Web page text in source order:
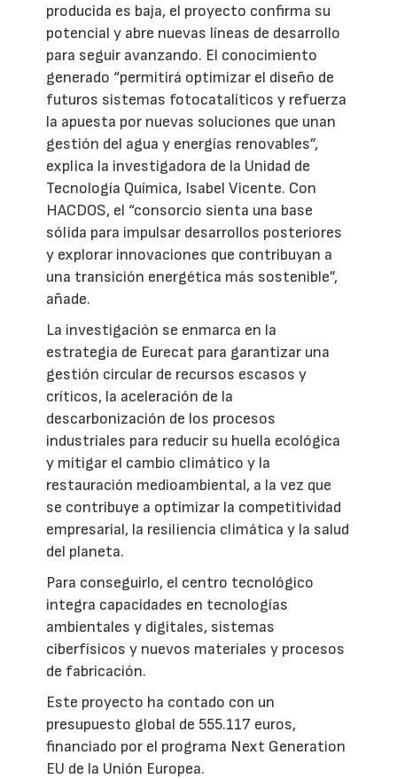
producida es baja, el proyecto confirma su
potencial y abre nuevas líneas de desarrollo
para seguir avanzando. El conocimiento
generado “permitirá optimizar el diseño de
futuros sistemas fotocatalíticos y refuerza
la apuesta por nuevas soluciones que unan
gestión del agua y energías renovables”,
explica la investigadora de la Unidad de
Tecnología Química, Isabel Vicente. Con
HACDOS, el “consorcio sienta una base
sólida para impulsar desarrollos posteriores
y explorar innovaciones que contribuyan a
una transición energética más sostenible”,
añade.
La investigación se enmarca en la
estrategia de Eurecat para garantizar una
gestión circular de recursos escasos y
críticos, la aceleración de la
descarbonización de los procesos
industriales para reducir su huella ecológica
y mitigar el cambio climático y la
restauración medioambiental, a la vez que
se contribuye a optimizar la competitividad
empresarial, la resiliencia climática y la salud
del planeta.
Para conseguirlo, el centro tecnológico
integra capacidades en tecnologías
ambientales y digitales, sistemas
ciberfísicos y nuevos materiales y procesos
de fabricación.
Este proyecto ha contado con un
presupuesto global de 555.117 euros,
financiado por el programa Next Generation
EU de la Unión Europea.